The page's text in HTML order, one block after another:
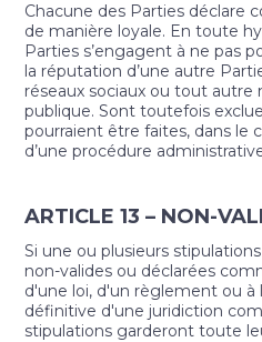
Chacune des Parties déclare
de manière loyale. En toute
Parties s’engagent à ne pas
la réputation d’une autre
réseaux sociaux ou tout autre
publique. Sont toutefois
pourraient être faites, dans le
d’une procédure
ARTICLE 13 – NON-
Si une ou plusieurs
non-valides ou déclarées
d'une loi, d'un règlement ou à
définitive d'une juridiction
stipulations garderont toute